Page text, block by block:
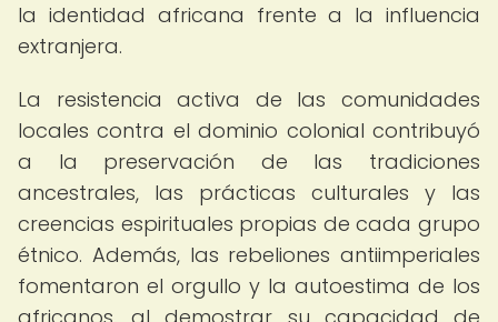
la identidad africana frente a la influencia
extranjera.
La resistencia activa de las comunidades
locales contra el dominio colonial contribuyó
a la preservación de las tradiciones
ancestrales, las prácticas culturales y las
creencias espirituales propias de cada grupo
étnico. Además, las rebeliones antiimperiales
fomentaron el orgullo y la autoestima de los